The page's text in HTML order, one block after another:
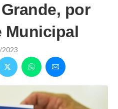
por
Municipal